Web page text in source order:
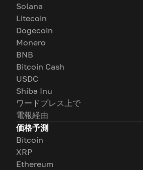
Solana
Litecoin
Dogecoin
Monero
BNB
Bitcoin Cash
USDC
Shiba Inu
ワードプレス上で
電報経由
価格予測
Bitcoin
XRP
Ethereum